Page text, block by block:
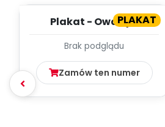
PLAKAT
Plakat - Owady z
Brak podglądu
Zamów ten numer